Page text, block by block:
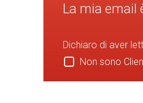
La mia email
Dichiaro di aver
Non sono